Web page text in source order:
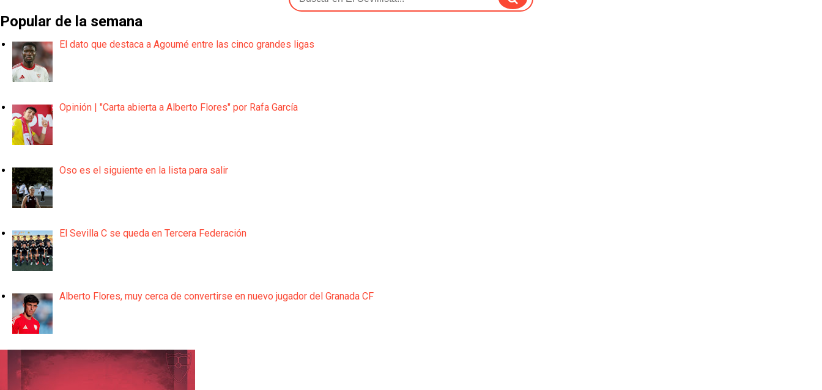
Popular de la semana
El dato que destaca a Agoumé entre las cinco grandes ligas
Opinión | "Carta abierta a Alberto Flores" por Rafa García
Oso es el siguiente en la lista para salir
El Sevilla C se queda en Tercera Federación
Alberto Flores, muy cerca de convertirse en nuevo jugador del Granada CF